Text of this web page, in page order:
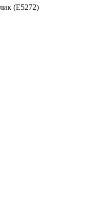
(E5272)